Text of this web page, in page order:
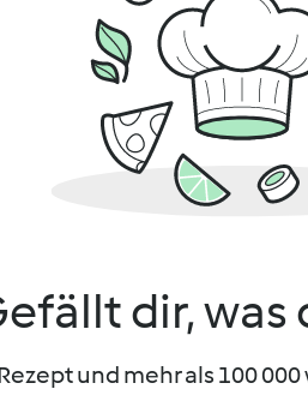
dir, was
und mehr als 100